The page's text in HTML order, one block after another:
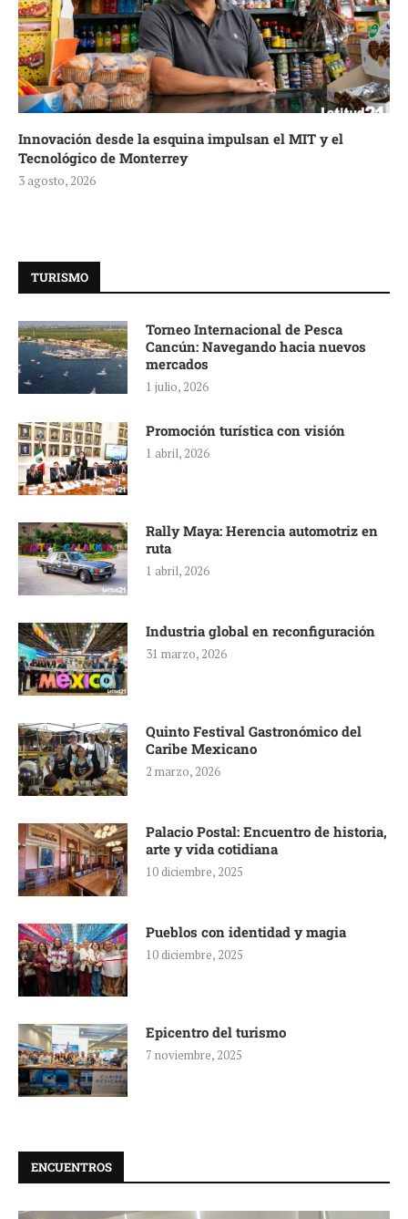
Innovación desde la esquina impulsan el MIT y el
Tecnológico de Monterrey
3 agosto, 2026
TURISMO
Torneo Internacional de Pesca
Cancún: Navegando hacia nuevos
mercados
1 julio, 2026
Promoción turística con visión
1 abril, 2026
Rally Maya: Herencia automotriz en
ruta
1 abril, 2026
Industria global en reconfiguración
31 marzo, 2026
Quinto Festival Gastronómico del
Caribe Mexicano
2 marzo, 2026
Palacio Postal: Encuentro de historia,
arte y vida cotidiana
10 diciembre, 2025
Pueblos con identidad y magia
10 diciembre, 2025
Epicentro del turismo
7 noviembre, 2025
ENCUENTROS